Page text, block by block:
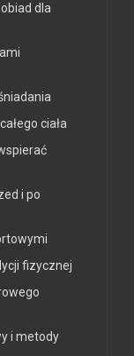
dla
ciała
i po
fizycznej
i metody